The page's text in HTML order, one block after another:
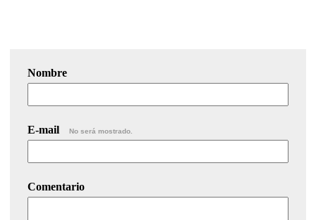
Nombre
E-mail No será mostrado.
Comentario